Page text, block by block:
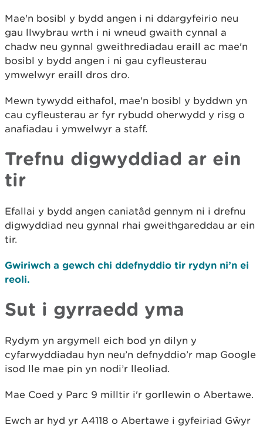
Mae'n bosibl y bydd angen i ni ddargyfeirio neu
gau llwybrau wrth i ni wneud gwaith cynnal a
chadw neu gynnal gweithrediadau eraill ac mae'n
bosibl y bydd angen i ni gau cyfleusterau
ymwelwyr eraill dros dro.
Mewn tywydd eithafol, mae'n bosibl y byddwn yn
cau cyfleusterau ar fyr rybudd oherwydd y risg o
anafiadau i ymwelwyr a staff.
Trefnu digwyddiad ar ein
tir
Efallai y bydd angen caniatâd gennym ni i drefnu
digwyddiad neu gynnal rhai gweithgareddau ar ein
tir.
Gwiriwch a gewch chi ddefnyddio tir rydyn ni’n ei
reoli.
Sut i gyrraedd yma
Rydym yn argymell eich bod yn dilyn y
cyfarwyddiadau hyn neu’n defnyddio’r map Google
isod lle mae pin yn nodi’r lleoliad.
Mae Coed y Parc 9 milltir i'r gorllewin o Abertawe.
Ewch ar hyd yr A4118 o Abertawe i gyfeiriad Gŵyr